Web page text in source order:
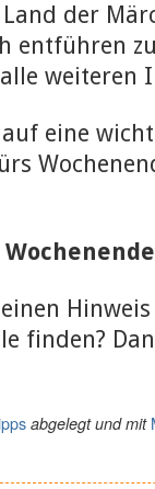
der
entführen
alle weiteren
eine
finden?
abgelegt und mit